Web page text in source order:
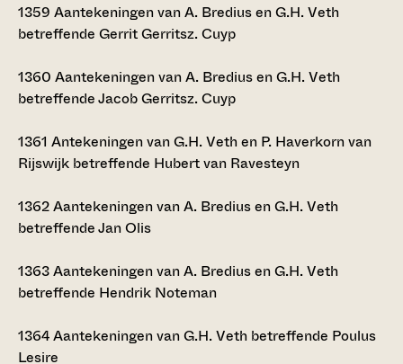
1359 Aantekeningen van A. Bredius en G.H. Veth
betreffende Gerrit Gerritsz. Cuyp
1360 Aantekeningen van A. Bredius en G.H. Veth
betreffende Jacob Gerritsz. Cuyp
1361 Antekeningen van G.H. Veth en P. Haverkorn van
Rijswijk betreffende Hubert van Ravesteyn
1362Aantekeningen van A. Bredius en G.H. Veth
betreffende Jan Olis
1363Aantekeningen van A. Bredius en G.H. Veth
betreffende Hendrik Noteman
1364Aantekeningen van G.H. Veth betreffende Poulus
Lesire